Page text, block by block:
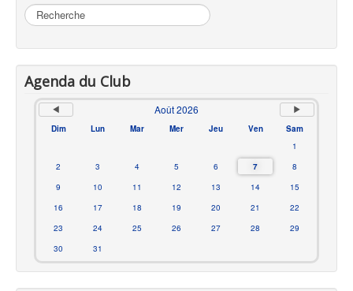
Rechercher
Agenda du Club
Août 2026
Dim Lun Mar Mer Jeu Ven
Sam
1
2
3 4 5 6 7
8
9
10 11 12 13 14
15
16
17 18 19 20 21
22
23
24 25 26 27 28
29
30
31